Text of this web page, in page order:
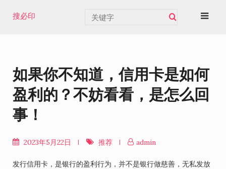
搜必印
如果你不知道，信用卡是如何
盈利的？不妨看看，是怎么回
事！
2023年5月22日 推荐 admin
发行信用卡，是银行的盈利行为，并不是银行做慈善，无私发放